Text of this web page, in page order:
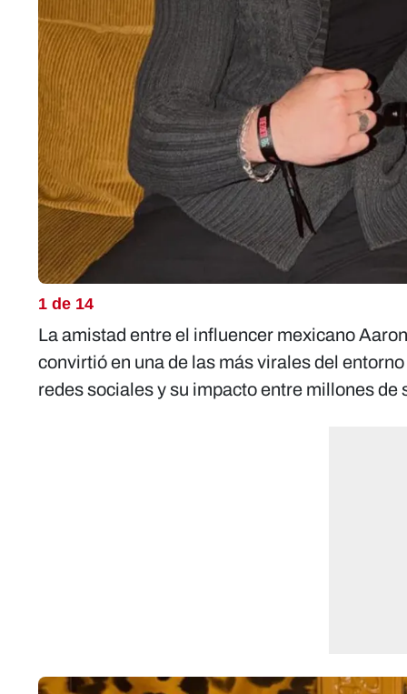
1 de 14
La amistad entre el influencer mexicano
convirtió en una de las más virales del
redes sociales y su impacto entre millones de